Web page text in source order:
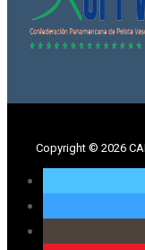
Copyright ©2026